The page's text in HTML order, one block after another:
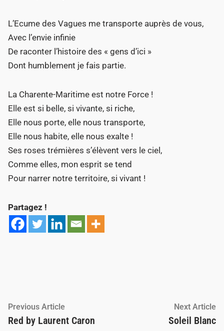
L’Ecume des Vagues me transporte auprès de vous,
Avec l’envie infinie
De raconter l’histoire des « gens d’ici »
Dont humblement je fais partie.
La Charente-Maritime est notre Force !
Elle est si belle, si vivante, si riche,
Elle nous porte, elle nous transporte,
Elle nous habite, elle nous exalte !
Ses roses trémières s’élèvent vers le ciel,
Comme elles, mon esprit se tend
Pour narrer notre territoire, si vivant !
Partagez !
Navigation
de
Previous Article
article:
Red by Laurent Caron
Next Article
Soleil Blanc